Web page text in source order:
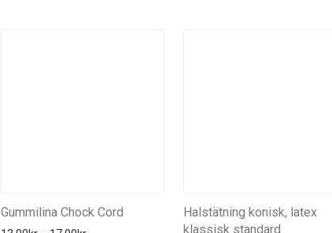
Gummilina Chock Cord
Halstätning konisk, latex
klassisk standard